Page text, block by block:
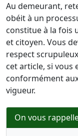
Au demeurant,
obéit à un
constitue à la fois
et citoyen. Vous
respect
cet article, si vous
conformément
vigueur.
On vous